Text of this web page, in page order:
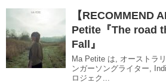
【RECOMMEND
Petite『The road
Fall』
Ma Petite は, オーストラ
ンガーソングライター,
ロジェク...